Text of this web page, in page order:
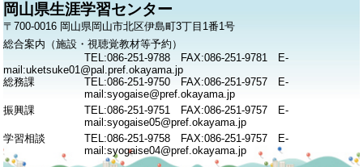
岡山県生涯学習センター
〒700-0016 岡山県岡山市北区伊島町3丁目1番1号
総合案内（施設・視聴覚教材等予約）
TEL:086-251-9788 FAX:086-251-9781 E-
mail:uketsuke01@pal.pref.okayama.jp
総務課
TEL:086-251-9750 FAX:086-251-9757 E-
mail:syogaise@pref.okayama.jp
振興課
TEL:086-251-9751 FAX:086-251-9757 E-
mail:syogaise05@pref.okayama.jp
学習相談
TEL:086-251-9758 FAX:086-251-9757 E-
mail:syogaise04@pref.okayama.jp